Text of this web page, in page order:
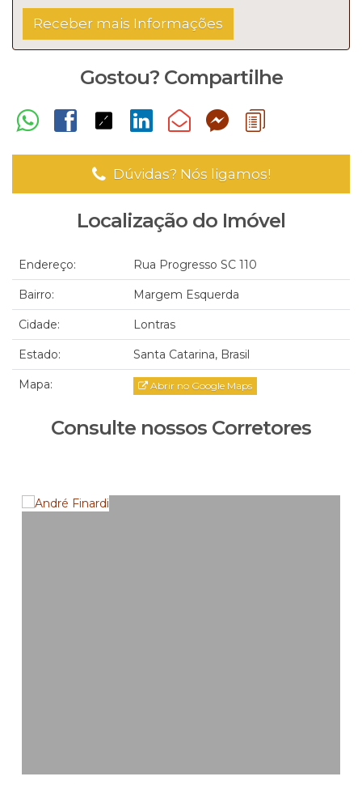
Gostou? Compartilhe
Dúvidas? Nós ligamos!
Localização do Imóvel
Endereço: Rua Progresso SC 110
Bairro: Margem Esquerda
Cidade: Lontras
Estado: Santa Catarina, Brasil
Mapa: Abrir no Google Maps
Consulte nossos Corretores